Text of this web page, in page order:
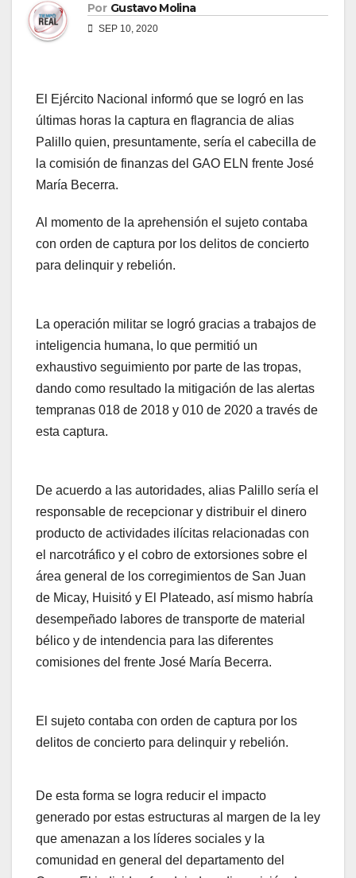
Por Gustavo Molina
SEP 10, 2020
El Ejército Nacional informó que se logró en las
últimas horas la captura en flagrancia de alias
Palillo quien, presuntamente, sería el cabecilla de
la comisión de finanzas del GAO ELN frente José
María Becerra.
Al momento de la aprehensión el sujeto contaba
con orden de captura por los delitos de concierto
para delinquir y rebelión.
La operación militar se logró gracias a trabajos de
inteligencia humana, lo que permitió un
exhaustivo seguimiento por parte de las tropas,
dando como resultado la mitigación de las alertas
tempranas 018 de 2018 y 010 de 2020 a través de
esta captura.
De acuerdo a las autoridades, alias Palillo sería el
responsable de recepcionar y distribuir el dinero
producto de actividades ilícitas relacionadas con
el narcotráfico y el cobro de extorsiones sobre el
área general de los corregimientos de San Juan
de Micay, Huisitó y El Plateado, así mismo habría
desempeñado labores de transporte de material
bélico y de intendencia para las diferentes
comisiones del frente José María Becerra.
El sujeto contaba con orden de captura por los
delitos de concierto para delinquir y rebelión.
De esta forma se logra reducir el impacto
generado por estas estructuras al margen de la ley
que amenazan a los líderes sociales y la
comunidad en general del departamento del